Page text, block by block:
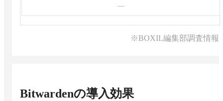
—
※BOXIL編集部調査情報
Bitwardenの導入効果